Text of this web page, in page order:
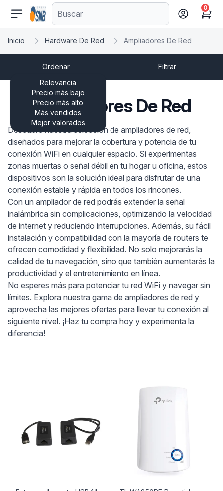
comercioseguro.es
Cart
0
Inicio Hardware De Red Ampliadores De Red
Ordenar
Relevancia
Precio más bajo
Precio más alto
Más vendidos
Mejor valorados
Filtrar
Ampliadores De Red
Descubre nuestra selección de ampliadores de red,
diseñados para mejorar la cobertura y potencia de tu
conexión WiFi en cualquier espacio. Si experimentas
zonas muertas o señal débil en tu hogar u oficina, estos
dispositivos son la solución ideal para disfrutar de una
conexión estable y rápida en todos los rincones.
Con un ampliador de red podrás extender la señal
inalámbrica sin complicaciones, optimizando la velocidad
de internet y reduciendo interrupciones. Además, su fácil
instalación y compatibilidad con la mayoría de routers te
ofrecen comodidad y flexibilidad. No solo mejorarás la
calidad de tu navegación, sino que también aumentarás la
productividad y el entretenimiento en línea.
No esperes más para potenciar tu red WiFi y navegar sin
límites. Explora nuestra gama de ampliadores de red y
aprovecha las mejores ofertas para llevar tu conexión al
siguiente nivel. ¡Haz tu compra hoy y experimenta la
diferencia!